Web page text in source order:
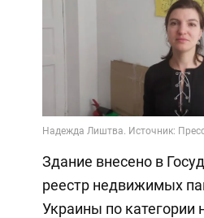
Здание внесено в
реестр недвижимых
Украины по категории